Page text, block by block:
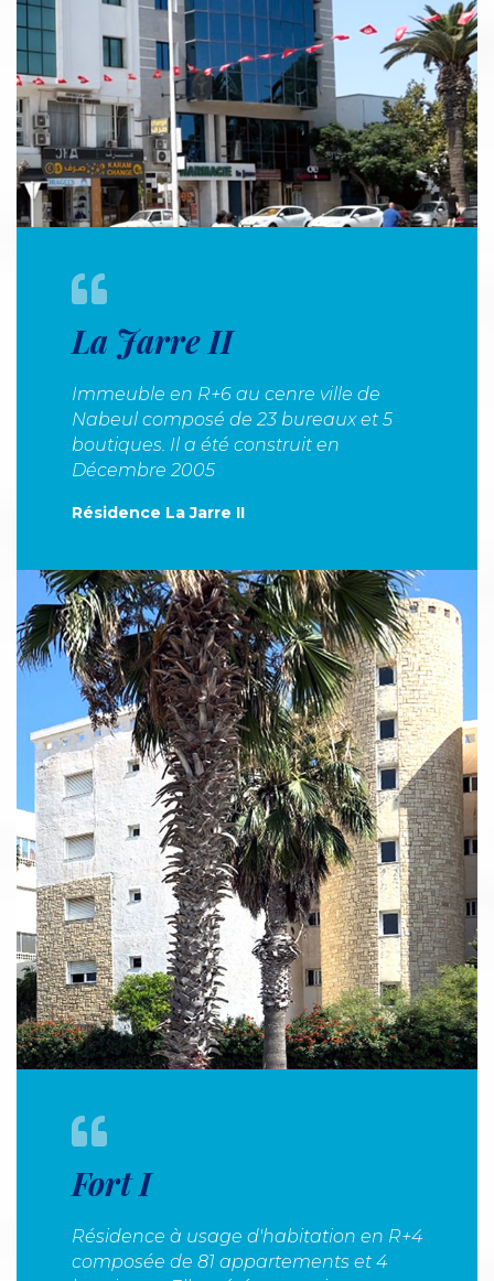
La Jarre II
Immeuble en R+6 au cenre ville de
Nabeul composé de 23 bureaux et 5
boutiques. Il a été construit en
Décembre 2005
Résidence La Jarre II
Fort I
Résidence à usage d'habitation en R+4
composée de 81 appartements et 4